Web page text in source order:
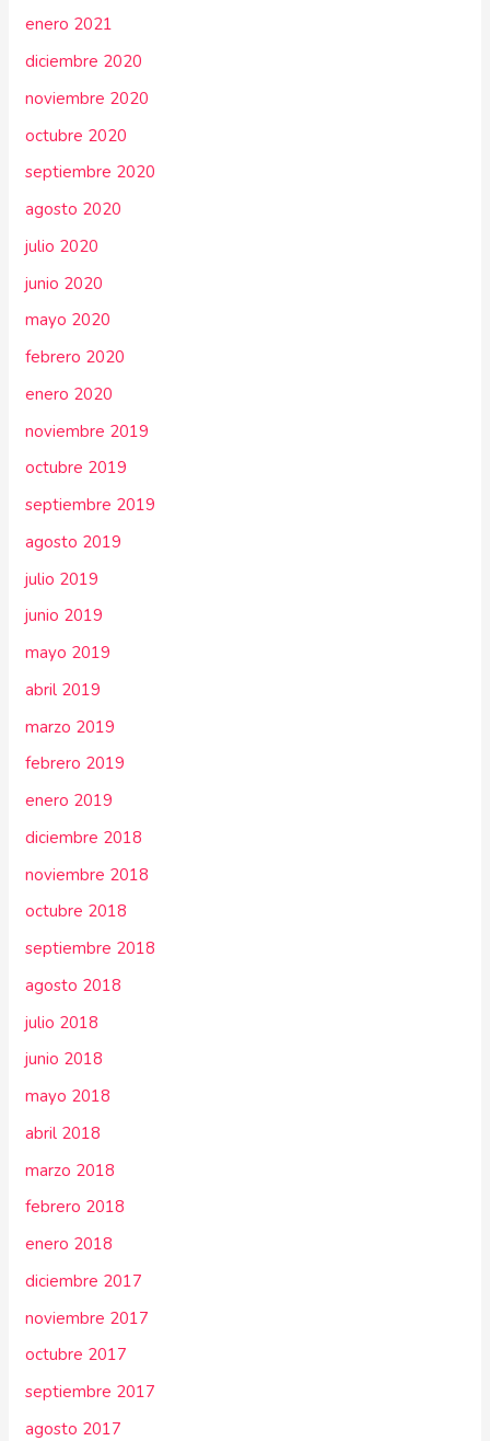
enero 2021
diciembre 2020
noviembre 2020
octubre 2020
septiembre 2020
agosto 2020
julio 2020
junio 2020
mayo 2020
febrero 2020
enero 2020
noviembre 2019
octubre 2019
septiembre 2019
agosto 2019
julio 2019
junio 2019
mayo 2019
abril 2019
marzo 2019
febrero 2019
enero 2019
diciembre 2018
noviembre 2018
octubre 2018
septiembre 2018
agosto 2018
julio 2018
junio 2018
mayo 2018
abril 2018
marzo 2018
febrero 2018
enero 2018
diciembre 2017
noviembre 2017
octubre 2017
septiembre 2017
agosto 2017